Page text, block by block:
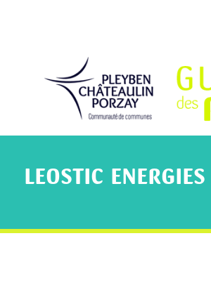
LEOSTIC ENERGIES